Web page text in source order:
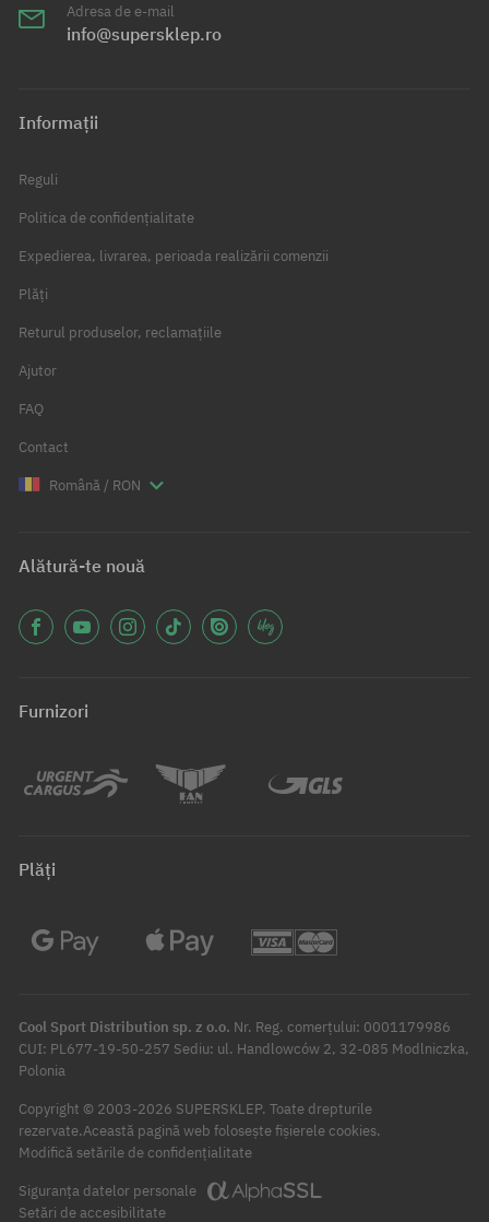
Adresa de e-mail
info@supersklep.ro
Informații
Reguli
Politica de confidențialitate
Expedierea, livrarea, perioada realizării comenzii
Plăți
Returul produselor, reclamațiile
Ajutor
FAQ
Contact
Română / RON
Alătură-te nouă
Furnizori
Plăți
Cool Sport Distribution sp. z o.o. Nr. Reg. comerțului: 0001179986
CUI: PL677-19-50-257 Sediu: ul. Handlowców 2, 32-085 Modlniczka,
Polonia
Copyright © 2003-2026 SUPERSKLEP. Toate drepturile
rezervate.Această pagină web folosește fișierele cookies.
Modifică setările de confidențialitate
Siguranța datelor personale
Setări de accesibilitate